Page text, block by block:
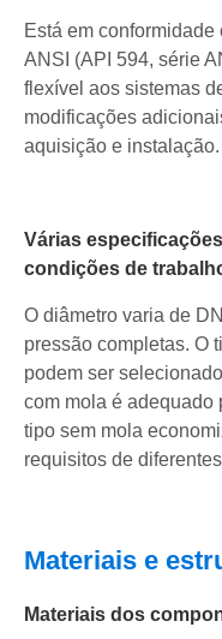
Está em
ANSI (API 594, série
flexível aos sistemas
modificações
aquisição e instalação.
Várias
condições de
O diâmetro varia de
pressão completas. O
podem ser
com mola é adequado
tipo sem mola
requisitos de
Materiais e
Materiais dos